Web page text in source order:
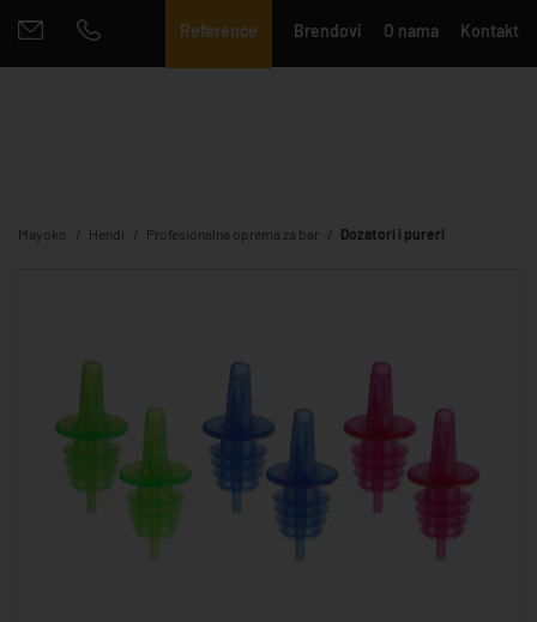
Reference Brendovi O nama Kontakt
Mayoko Hendi Profesionalna oprema za bar Dozatori i pureri